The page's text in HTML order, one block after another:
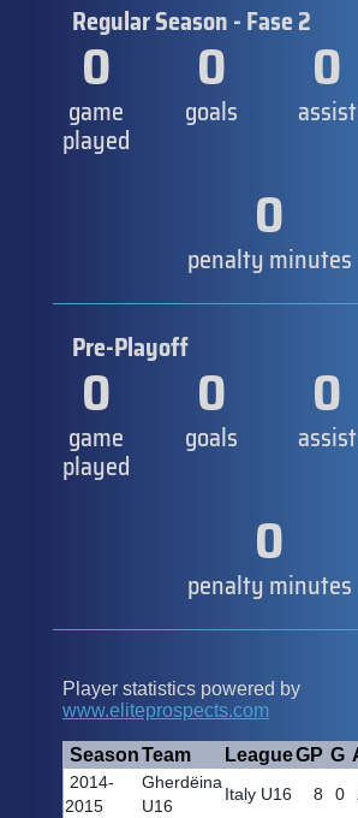
Regular Season - Fase 2
0
game
played
0
goals
0
assist
0
penalty minutes
Pre-Playoff
0
game
played
0
goals
0
assist
0
penalty minutes